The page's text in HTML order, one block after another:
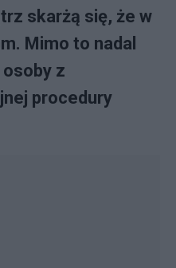
skarżą się, że w
Mimo to nadal
z
procedury